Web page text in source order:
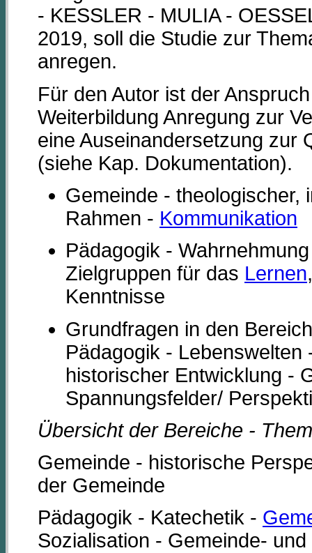
- KESSLER - MULIA -
2019, soll die Studie zur
anregen.
Für den Autor ist der
Weiterbildung Anregung zur
eine Auseinandersetzung zur
(siehe Kap. Dokumentation).
Gemeinde - theologischer,
Rahmen - Kommunikation
Pädagogik -
Zielgruppen für das Lernen
Kenntnisse
Grundfragen in den
Pädagogik -
historischer Entwicklung -
Spannungsfelder/
Übersicht der Bereiche -
Gemeinde - historische
der Gemeinde
Pädagogik - Katechetik -
Sozialisation - Gemeinde-